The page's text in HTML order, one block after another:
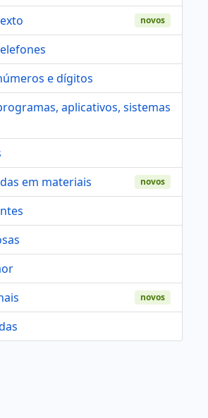
novos
e dígitos
aplicativos, sistemas
em materiais
novos
novos